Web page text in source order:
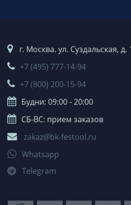
г. Москва. ул. Суздальская,
+7 (495) 777-14-94
+7 (800) 200-15-94
Будни: 09:00 - 20:00
СБ-ВС: прием заказов
zakaz@bk-festool.ru
Whatsapp
Telegram